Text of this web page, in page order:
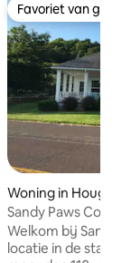
Favoriet van
Favoriet van
Woning in
Sandy Paws
Welkom bij
locatie in de